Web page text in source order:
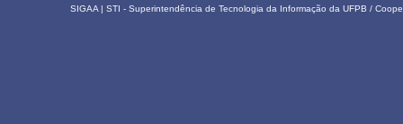
SIGAA | STI - Superintendência de Tecnologia da Informação da UFPB /